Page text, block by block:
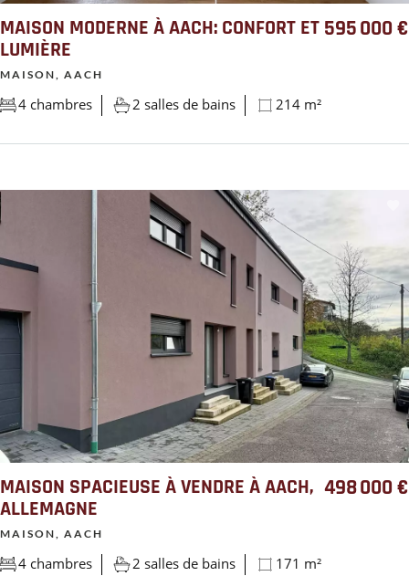
MAISON MODERNE À AACH: CONFORT ET
LUMIÈRE
595 000 €
MAISON, AACH
4 chambres 2 salles de bains 214 m²
MAISON SPACIEUSE À VENDRE À AACH,
ALLEMAGNE
498 000 €
MAISON, AACH
4 chambres 2 salles de bains 171 m²